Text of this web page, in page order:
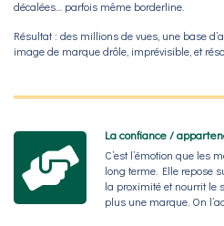
décalées… parfois même borderline.
Résultat : des millions de vues, une base
image de marque drôle, imprévisible, et
La confiance /
C’est l’émotion que les
long terme. Elle repose
la proximité et nourrit le
plus une marque. On